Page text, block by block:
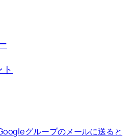
グループのメールに送ると